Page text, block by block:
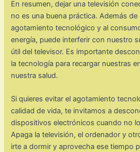
En resumen, dejar una televisión
no es una buena práctica. Además
agotamiento tecnológico y al
energía, puede interferir con nuestro
útil del televisor. Es importante
la tecnología para recargar nuestras
nuestra salud.
Si quieres evitar el agotamiento
calidad de vida, te invitamos a
dispositivos electrónicos cuando no
Apaga la televisión, el ordenador y
irte a dormir y aprovecha ese tiempo